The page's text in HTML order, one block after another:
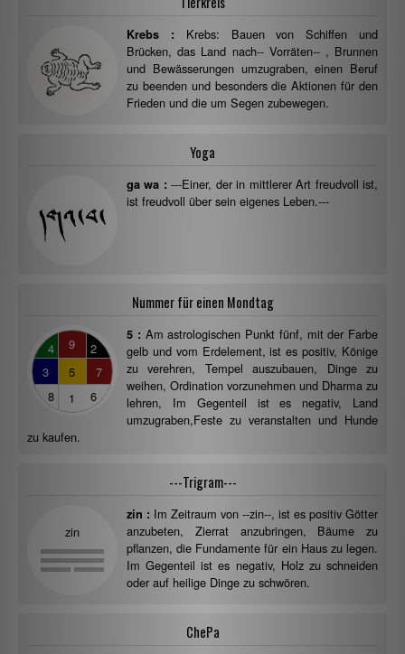
Krebs : Krebs: Bauen von Schiffen und
Brücken, das Land nach-- Vorräten-- , Brunnen
und Bewässerungen umzugraben, einen Beruf
zu beenden und besonders die Aktionen für den
Frieden und die um Segen zubewegen.
Yoga
ga wa :---Einer, der in mittlerer Art freudvoll ist,
ist freudvoll über sein eigenes Leben.---
Nummer für einen Mondtag
4 9
2
3
5
7
8
1 6
5 : Am astrologischen Punkt fünf, mit der Farbe
gelb und vom Erdelement, ist es positiv, Könige
zu verehren, Tempel auszubauen, Dinge zu
weihen, Ordination vorzunehmen und Dharma zu
lehren, Im Gegenteil ist es negativ, Land
umzugraben,Feste zu veranstalten und Hunde
zu kaufen.
---Trigram---
zin
zin : Im Zeitraum von --zin--, ist es positiv Götter
anzubeten, Zierrat anzubringen, Bäume zu
pflanzen, die Fundamente für ein Haus zu legen.
Im Gegenteil ist es negativ, Holz zu schneiden
oder auf heilige Dinge zu schwören.
ChePa